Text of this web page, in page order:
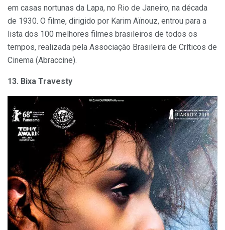
em casas nortunas da Lapa, no Rio de Janeiro, na década
de 1930. O filme, dirigido por Karim Aïnouz, entrou para a
lista dos 100 melhores filmes brasileiros de todos os
tempos, realizada pela Associação Brasileira de Críticos de
Cinema (Abraccine).
13. Bixa Travesty